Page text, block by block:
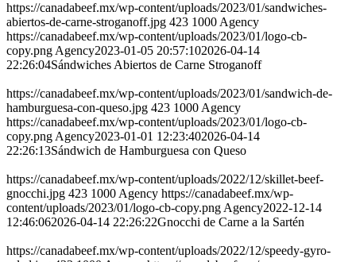
https://canadabeef.mx/wp-content/uploads/2023/01/sandwiches-
abiertos-de-carne-stroganoff.jpg 423 1000 Agency
https://canadabeef.mx/wp-content/uploads/2023/01/logo-cb-
copy.png Agency2023-01-05 20:57:102026-04-14
22:26:04Sándwiches Abiertos de Carne Stroganoff
https://canadabeef.mx/wp-content/uploads/2023/01/sandwich-de-
hamburguesa-con-queso.jpg 423 1000 Agency
https://canadabeef.mx/wp-content/uploads/2023/01/logo-cb-
copy.png Agency2023-01-01 12:23:402026-04-14
22:26:13Sándwich de Hamburguesa con Queso
https://canadabeef.mx/wp-content/uploads/2022/12/skillet-beef-
gnocchi.jpg 423 1000 Agency https://canadabeef.mx/wp-
content/uploads/2023/01/logo-cb-copy.png Agency2022-12-14
12:46:062026-04-14 22:26:22Gnocchi de Carne a la Sartén
https://canadabeef.mx/wp-content/uploads/2022/12/speedy-gyro-